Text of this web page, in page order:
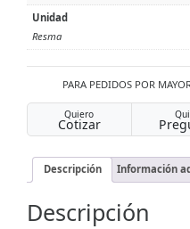
Unidad
Resma
PARA PEDIDOS POR
Quiero
Cotizar
Descripción Información
Descripción